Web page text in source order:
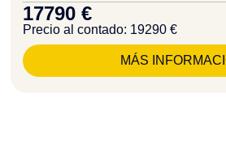
17790 €
Precio al contado: 19290 €
MÁS